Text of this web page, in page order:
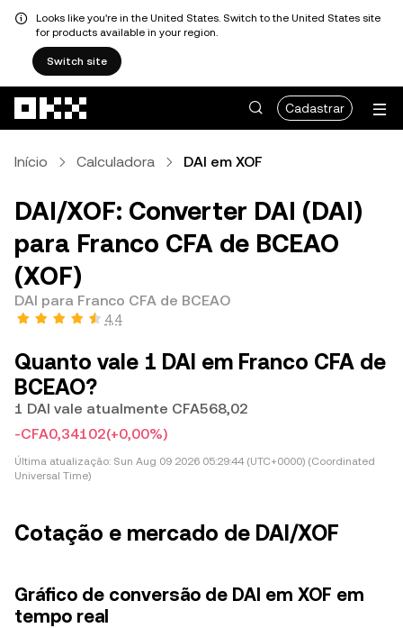
Looks like you're in the United States. Switch to the United States site
for products available in your region.
Switch site
Cadastrar
Início Calculadora DAI em XOF
DAI/XOF: Converter DAI (DAI)
para Franco CFA de BCEAO
(XOF)
DAI para Franco CFA de BCEAO
4,4
Quanto vale 1 DAI em Franco CFA de
BCEAO?
1 DAI vale atualmente CFA568,02
-CFA0,34102(+0,00%)
Última atualização: Sun Aug 09 2026 05:29:44 (UTC+0000) (Coordinated
Universal Time)
Cotação e mercado de DAI/XOF
Gráfico de conversão de DAI em XOF em
tempo real